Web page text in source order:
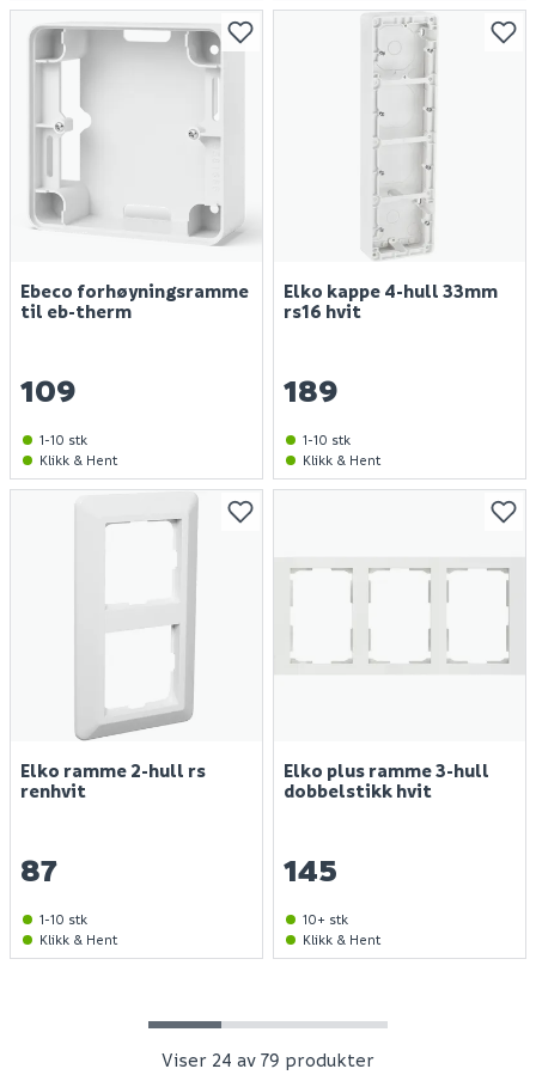
Ebeco forhøyningsramme
til eb-therm
109
1-10 stk
Klikk & Hent
Elko kappe 4-hull 33mm
rs16 hvit
189
1-10 stk
Klikk & Hent
Elko ramme 2-hull rs
renhvit
87
1-10 stk
Klikk & Hent
Elko plus ramme 3-hull
dobbelstikk hvit
145
10+ stk
Klikk & Hent
Viser 24 av 79 produkter
Jobb hos oss
Spørsmål og svar
Våre merker
Kundeklubb
Personvernerklæring
Medlemsvilkår for Megaflis+
66 85 31 80
Lørdager: stengt
Søndager: stengt